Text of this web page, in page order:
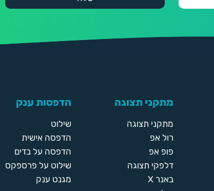
מתקני תצוגה
מתקני תצוגה
רול אפ
פופ אפ
דלפקי תצוגה
באנר X
הדפסות ענק
שילוט
הדפסה אישית
הדפסה על בדים
שילוט על פרספקס
מגנט ענק